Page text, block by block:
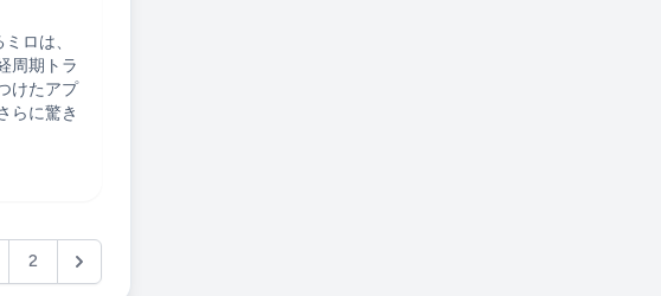
ロは、
周期トラ
けたアプ
らに驚き
2